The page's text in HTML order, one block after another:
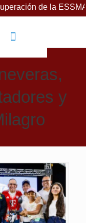
la ESSMAR, bajo
y